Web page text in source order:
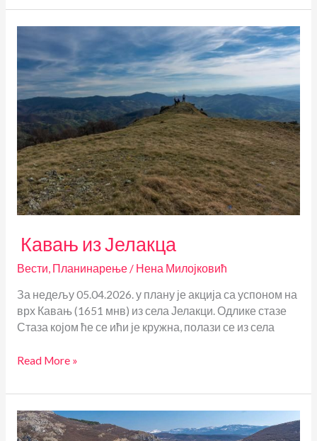
Таламбас
Кавањ из Јелакца
Вести, Планинарење/ Нена Милојковић
За недељу 05.04.2026. у плану је акција са успоном на
врх Кавањ (1651 мнв) из села Јелакци. Одлике стазе
Стаза којом ће се ићи је кружна, полази се из села
Кавањ
Јелакца
Read More »